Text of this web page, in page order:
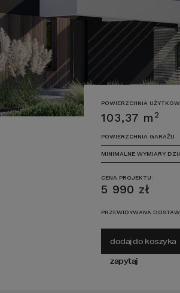
POWIERZCHNIA
103,37 m 2
POWIERZCHNIA GARAŻU
MINIMALNE WYMIARY
CENA PROJEKTU:
5 990 zł
PRZEWIDYWANA
dodaj do koszyka
zapytaj